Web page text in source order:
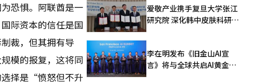
恐惧。阿联酋是一
际资本的信任是国
裁，但其拥有导
模的报复，这将同
选择是“愤怒但不升
爱敬产业携手复旦大学张江
研究院 深化韩中皮肤科研合
李在明发布《旧金山AI宣
言》将与全球共启AI黄金时